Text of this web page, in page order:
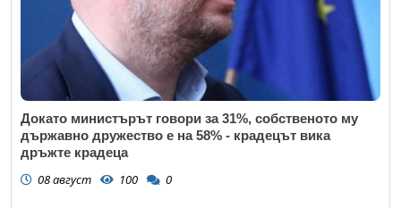
Докато министърът говори за 31%, собственото му
държавно дружество е на 58% - крадецът вика
дръжте крадеца
08 август 100 0